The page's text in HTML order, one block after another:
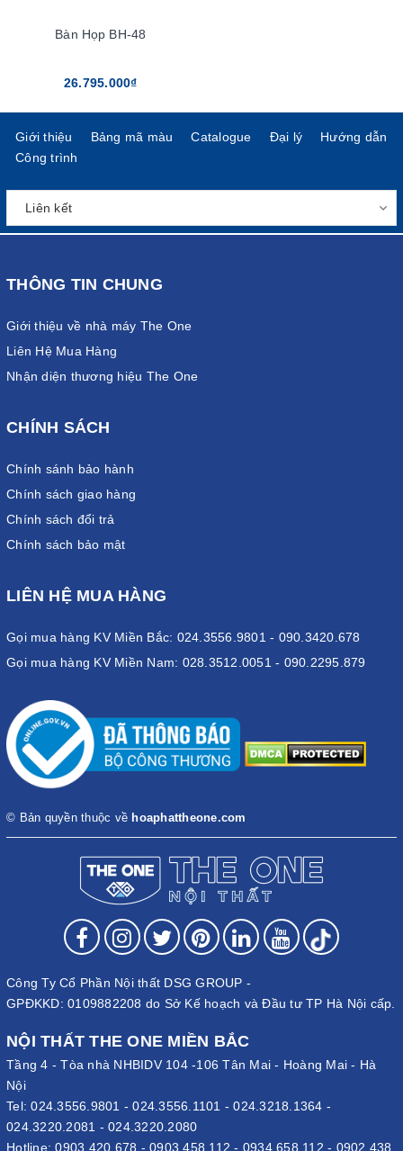
Bàn Họp BH-48
26.795.000₫
Giới thiệu Bảng mã màu Catalogue Đại lý
Hướng dẫn
Công trình
THÔNG TIN CHUNG
Giới thiệu về nhà máy The One
Liên Hệ Mua Hàng
Nhận diện thương hiệu The One
CHÍNH SÁCH
Chính sánh bảo hành
Chính sách giao hàng
Chính sách đổi trả
Chính sách bảo mật
LIÊN HỆ MUA HÀNG
Gọi mua hàng KV Miền Bắc: 024.3556.9801 - 090.3420.678
Gọi mua hàng KV Miền Nam: 028.3512.0051 - 090.2295.879
© Bản quyền thuộc về hoaphattheone.com
Công Ty Cổ Phần Nội thất DSG GROUP -
GPĐKKD: 0109882208 do Sở Kế hoạch và Đầu tư TP Hà Nội cấp.
NỘI THẤT THE ONE MIỀN BẮC
Tầng 4 - Tòa nhà NHBIDV 104 -106 Tân Mai - Hoàng Mai - Hà
Nội
Tel:024.3556.9801 -024.3556.1101 -024.3218.1364 -
024.3220.2081 - 024.3220.2080
Hotline:0903 420 678 - 0903 458 112 - 0934 658 112 - 0902 438